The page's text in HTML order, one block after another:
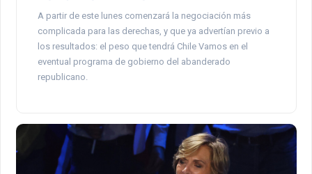
A partir de este lunes comenzará la negociación más
complicada para las derechas, y que ya advertían previo a
los resultados: el peso que tendrá Chile Vamos en el
eventual programa de gobierno del abanderado
republicano.